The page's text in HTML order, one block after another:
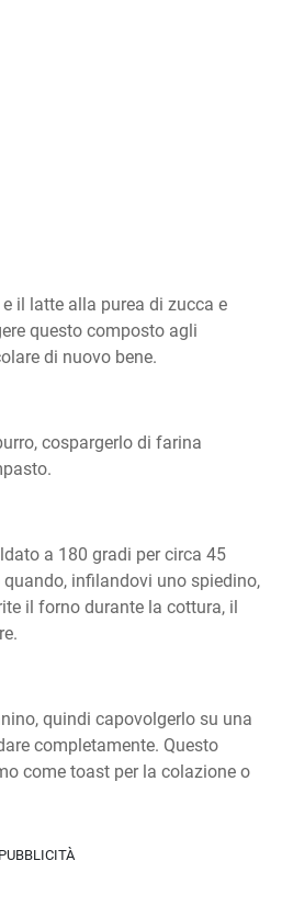
il latte alla purea di zucca e
questo composto agli
di nuovo bene.
cospargerlo di farina
a 180 gradi per circa 45
infilandovi uno spiedino,
il forno durante la cottura, il
quindi capovolgerlo su una
completamente. Questo
come toast per la colazione o
PUBBLICITÀ